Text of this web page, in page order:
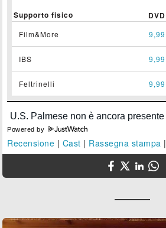
Supporto fisico DVD
Film&More 9,99
IBS 9,99
Feltrinelli 9,99
Powered by
Recensione | Cast | Rassegna stampa |